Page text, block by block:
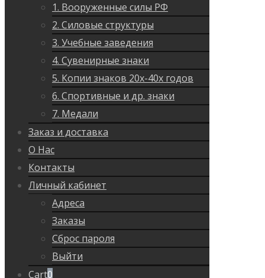
1. Вооруженные силы РФ
2. Силовые структуры
3. Учебные заведения
4. Сувенирные знаки
5. Копии знаков 20х-40х годов
6. Спортивные и др. знаки
7. Медали
Заказ и доставка
О Нас
Контакты
Личный кабинет
Адреса
Заказы
Сброс пароля
Выйти
Cart0